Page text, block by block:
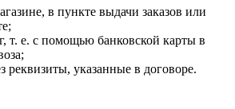
в пункте выдачи заказов или
т. е. с помощью банковской карты в
реквизиты, указанные в договоре.